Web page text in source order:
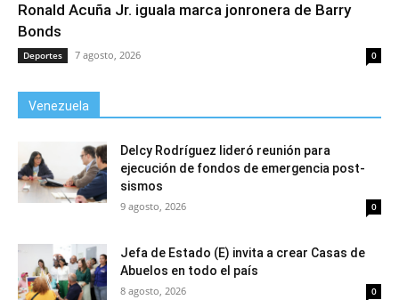
Ronald Acuña Jr. iguala marca jonronera de Barry
Bonds
Deportes 7 agosto, 2026 0
Venezuela
Delcy Rodríguez lideró reunión para
ejecución de fondos de emergencia post-
sismos
9 agosto, 2026 0
Jefa de Estado (E) invita a crear Casas de
Abuelos en todo el país
8 agosto, 2026 0